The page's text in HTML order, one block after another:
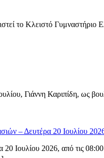
το Κλειστό
Γιάννη Καριπίδη, ως
– Δευτέρα 20 Ιουλίου
Ιουλίου 2026, από τις